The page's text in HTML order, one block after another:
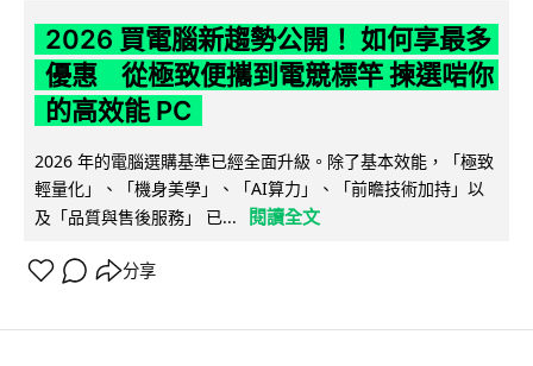
2026 買電腦新趨勢公開！ 如何享最多
優惠 從極致便攜到電競標竿 揀選啱你
的高效能 PC
2026 年的電腦選購基準已經全面升級。除了基本效能，「極致
輕量化」、「機身美學」、「AI算力」、「前瞻技術加持」以
及「品質與售後服務」 已...
閱讀全文
分享